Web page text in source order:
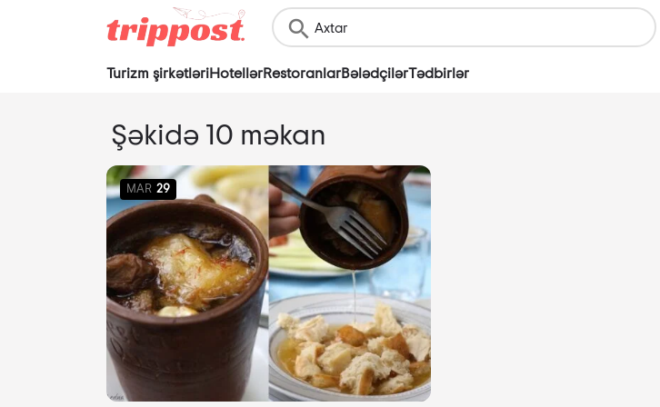
Turizm şirkətləriHotellərRestoranlarBələdçilərTədbirlər
Şəkidə 10 məkan
MAR 29